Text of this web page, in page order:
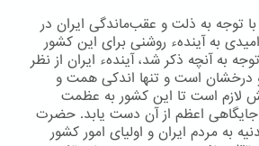
با توجه به ذلت و عقب‌ماندگی ایران در
به آیندهء روشنی برای این كشور
به آنچه ذكر شد، آیندهء ایران از نظر
و درخشان است و تنها اندكی همت و
است تا این كشور به عظمت
جایگاهی اعظم از آن دست یابد. حضرت
به مردم ایران و اولیای امور كشور